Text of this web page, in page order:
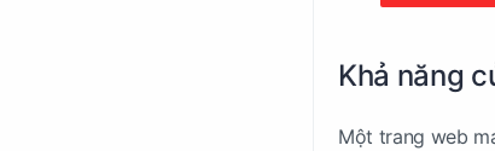
Khả năng
Một trang web